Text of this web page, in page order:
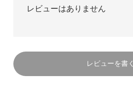
レビューはありません
レビューを書く